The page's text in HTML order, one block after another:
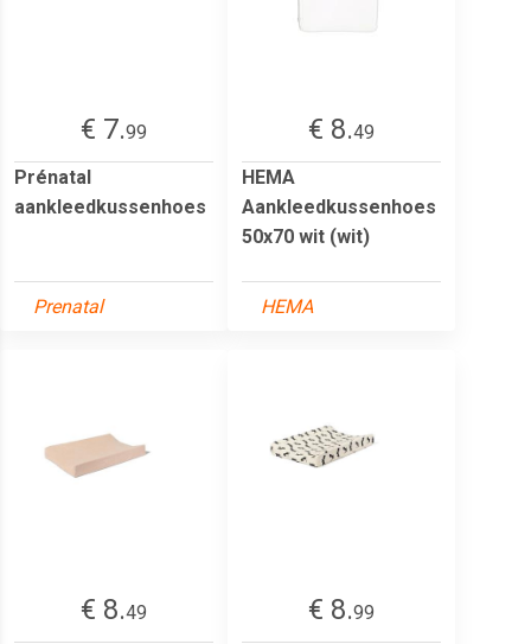
€ 7.99
Prénatal
aankleedkussenhoes
Prenatal
€ 8.49
HEMA
Aankleedkussenhoes
50x70 wit (wit)
HEMA
€ 8.49
€ 8.99